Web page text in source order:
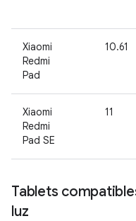
Xiaomi
Redmi
Pad
10.61
Xiaomi
Redmi
Pad SE
11
Tablets
luz